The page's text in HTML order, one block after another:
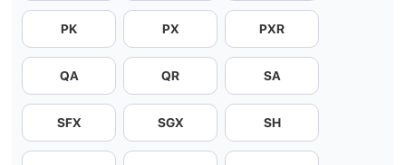
PK PX PXR
QA QR SA
SFX SGX SH